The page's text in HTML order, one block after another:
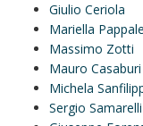
Giulio Ceriola
Mariella
Massimo Zotti
Mauro Casaburi
Michela
Sergio Samarelli